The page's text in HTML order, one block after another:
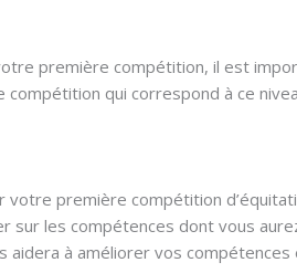
première compétition, il est
qui correspond à ce
première compétition
sur les compétences dont vous
aidera à améliorer vos compétences